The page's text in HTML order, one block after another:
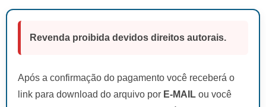
Revenda proibida devidos direitos autorais.
Após a confirmação do pagamento você receberá o
link para download do arquivo por E-MAIL ou você